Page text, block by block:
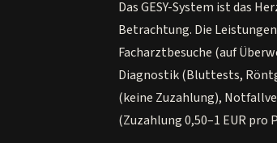
Das GESY-System ist das
Betrachtung. Die
Facharztbesuche (auf
Diagnostik (Bluttests,
(keine Zuzahlung),
(Zuzahlung 0,50–1 EUR pro